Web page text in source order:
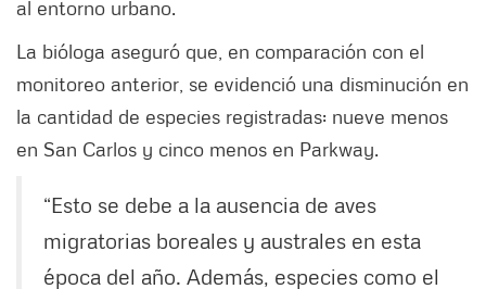
al entorno urbano.
La bióloga aseguró que, en comparación con el
monitoreo anterior, se evidenció una disminución en
la cantidad de especies registradas: nueve menos
en San Carlos y cinco menos en Parkway.
“Esto se debe a la ausencia de aves
migratorias boreales y australes en esta
época del año. Además, especies como el